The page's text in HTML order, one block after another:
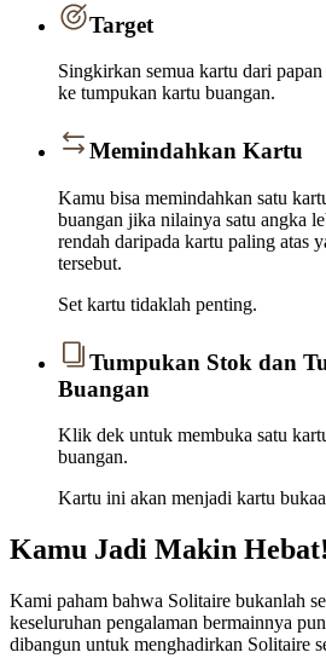
Target
Singkirkan semua kartu dari
ke tumpukan kartu buangan.
Memindahkan Kartu
Kamu bisa memindahkan satu
buangan jika nilainya satu angka
rendah daripada kartu paling atas
tersebut.
Set kartu tidaklah penting.
Tumpukan Stok dan
Buangan
Klik dek untuk membuka satu
buangan.
Kartu ini akan menjadi kartu
Kamu Jadi Makin Hebat!
Kami paham bahwa Solitaire bukanlah
keseluruhan pengalaman bermainnya
dibangun untuk menghadirkan Solitaire